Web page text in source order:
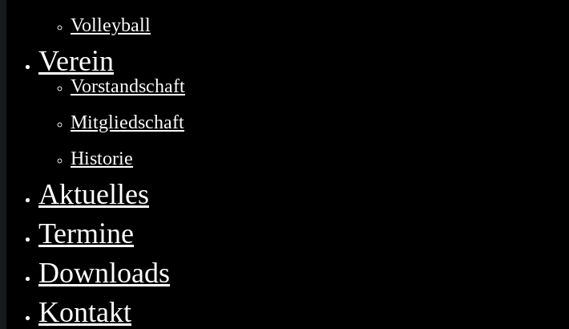
Volleyball
Verein
Vorstandschaft
Mitgliedschaft
Historie
Aktuelles
Termine
Downloads
Kontakt